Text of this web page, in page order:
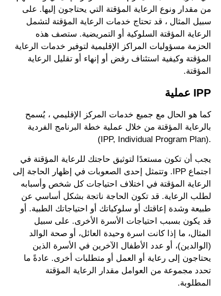
من مقدار ونوع الرعاية المؤقتة التي يحتاجون إليها. على
سبيل المثال ، قد تحتاج خدمات الرعاية المؤقتة لتشمل
الرعاية المؤقتة السلوكية أو التمريضية. ستصف هذه
الحزمة مسؤوليات المراكز الإقليمية لتوفير خدمات الرعاية
المؤقتة وكيفية استئناف رفض أو إنهاء أو تقليل الرعاية
المؤقتة.
IPP عملية
كما هو الحال مع جميع خدمات المركز الإقليمي ، يُسمح
بالرعاية المؤقتة من خلال عملية خطة البرنامج الفردية
.(IPP, Individual Program Plan)
يجب أن تكون مستعدًا لتوثيق حاجتك للرعاية المؤقتة في
اجتماع IPP. وتتمثل إحدى الصعوبات في إظهار الحاجة إلى
الرعاية المؤقتة في اختلاف احتياجات كل شخص وأسبابه
لطلب الرعاية. قد تكون الحاجة ناتجة بشكل أساسي عن
طبيعة وشدة إعاقتك أو سلوكياتك أو احتياجاتك الطبية. أو
قد يكون بسبب احتياجات الأسرة الأخرى. على سبيل
المثال، ما إذا كانت اسرة وحيدة العائل، أو صحة الوالد
(الوالدين)، أو عدد الأطفال الآخرين في الأسرة الذين
يحتاجون إلى رعاية أو العمل أو متطلبات أخرى. عادةً ما
تحدد مجموعة من العوامل مقدار الرعاية المؤقتة
المطلوبة.